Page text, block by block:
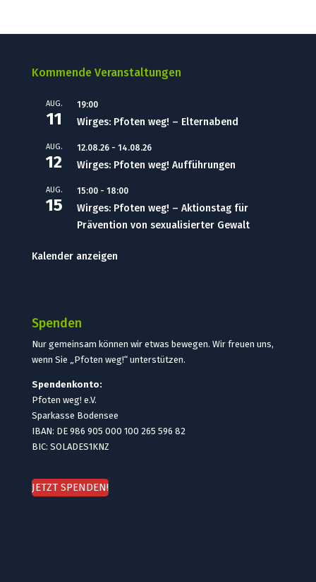
Kommende Veranstaltungen
AUG.
11
19:00
Wirges: Pfoten weg! – Elternabend
AUG.
12
12.08.26- 14.08.26
Wirges: Pfoten weg! Aufführungen
AUG.
15
15:00- 18:00
Wirges: Pfoten weg! – Aktionstag für
Prävention von sexualisierter Gewalt
Kalender anzeigen
Spenden
Nur gemeinsam können wir etwas bewegen. Wir freuen uns,
wenn Sie „Pfoten weg!“ unterstützen.
Spendenkonto:
Pfoten weg! e.V.
Sparkasse Bodensee
IBAN: DE 986 905 000 100 265 596 82
BIC: SOLADES1KNZ
JETZT SPENDEN!